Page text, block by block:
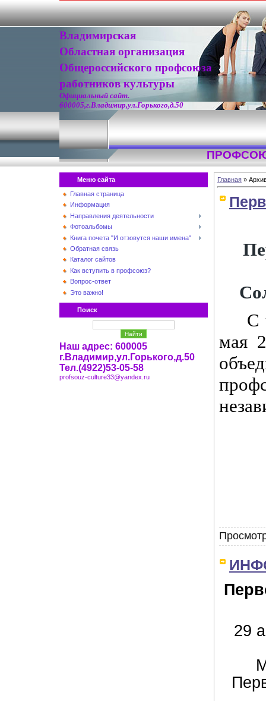
Владимирская
Областная организация
Общероссийского профсоюза
работников культуры
Официальный сайт.
600005,г.Владимир,ул.Горького,д.50
Меню сайта
Главная страница
Информация
Направления деятельности
Фотоальбомы
Книга почета "И отзовутся наши имена"
Обратная связь
Каталог сайтов
Как вступить в профсоюз?
Вопрос-ответ
Это важно!
Поиск
Наш адрес: 600005
г.Владимир,ул.Горького,д.50
Тел.(4922)53-05-58
profsouz-culture33@yandex.ru
Главная »
С
мая
29